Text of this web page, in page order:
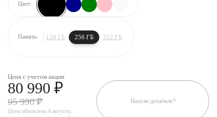
Цвет:
Память: 128 ГБ 256 ГБ 512 ГБ
Цена с учетом акции
80 990 ₽
95 990 ₽
Цена обновлена 4 августа,
Нашли дешевле?